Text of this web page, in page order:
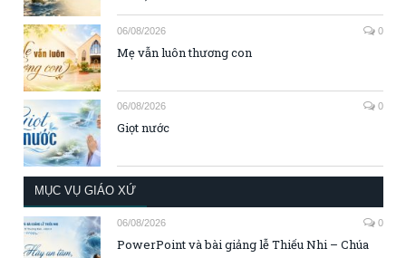
06/08/2026 0
Mẹ vẫn luôn thương con
06/08/2026 0
Giọt nước
MỤC VỤ GIÁO XỨ
06/08/2026 0
PowerPoint và bài giảng lễ Thiếu Nhi – Chúa